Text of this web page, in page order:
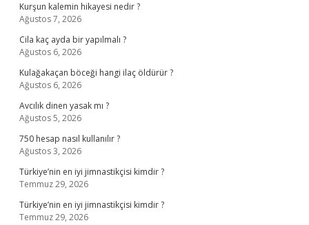
Kurşun kalemin hikayesi nedir ?
Ağustos 7, 2026
Cila kaç ayda bir yapılmalı ?
Ağustos 6, 2026
Kulağakaçan böceği hangi ilaç öldürür ?
Ağustos 6, 2026
Avcılık dinen yasak mı ?
Ağustos 5, 2026
750 hesap nasıl kullanılır ?
Ağustos 3, 2026
Türkiye’nin en iyi jimnastikçisi kimdir ?
Temmuz 29, 2026
Türkiye’nin en iyi jimnastikçisi kimdir ?
Temmuz 29, 2026